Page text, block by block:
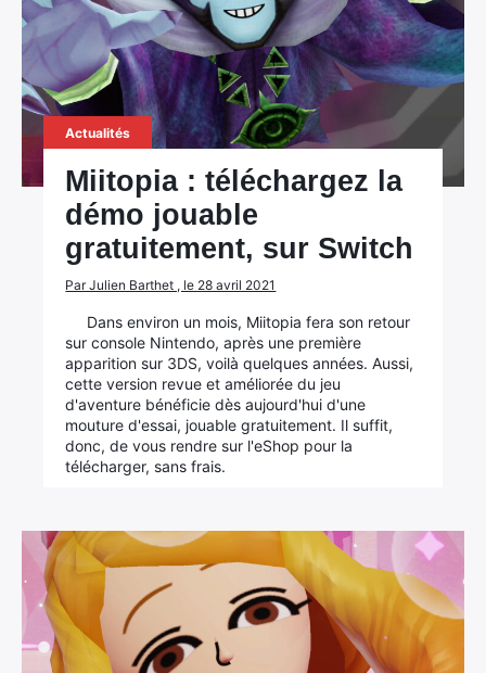
Actualités
Miitopia : téléchargez la
démo jouable
gratuitement, sur Switch
Par Julien Barthet , le 28 avril 2021
Dans environ un mois, Miitopia fera son retour
sur console Nintendo, après une première
apparition sur 3DS, voilà quelques années. Aussi,
cette version revue et améliorée du jeu
d'aventure bénéficie dès aujourd'hui d'une
mouture d'essai, jouable gratuitement. Il suffit,
donc, de vous rendre sur l'eShop pour la
télécharger, sans frais.